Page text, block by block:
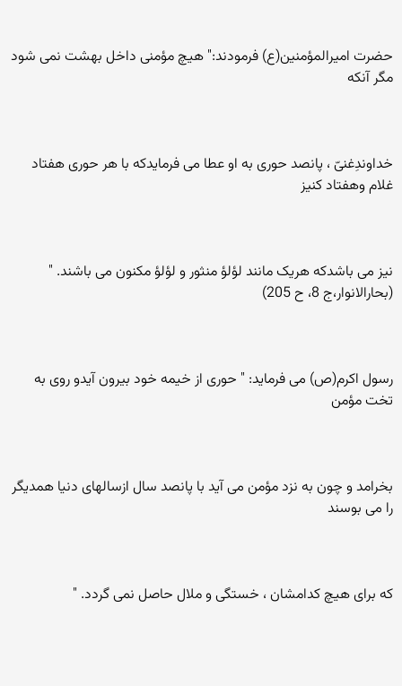
حضرت اميرالمؤمنين(ع) فرمودند:" هيچ مؤمنی داخل بهشت نمی شود
مگر آنکه
خداوندِغنیّ ، پانصد حوری به او عطا می فرمايدکه با هر حوری هفتاد
غلام وهفتاد کنيز
نيز می باشدکه هريک مانند لؤلؤ منثور و لؤلؤ مکنون می باشند. "
(بحارالانوار،ج 8، ح 205)
رسول اکرم(ص) می فرمايد: " حوری از خيمه خود بيرون آيدو روی به
تخت مؤمن
بخرامد و چون به نزد مؤمن می آيد با پانصد سال ازسالهای دنيا همديگر
را می بوسند
که برای هيچ کدامشان ، خستگی و ملال حاصل نمی گردد. "